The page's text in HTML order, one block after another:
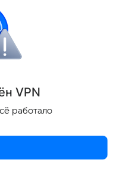
ягоды
смартфона.
VPN
работало